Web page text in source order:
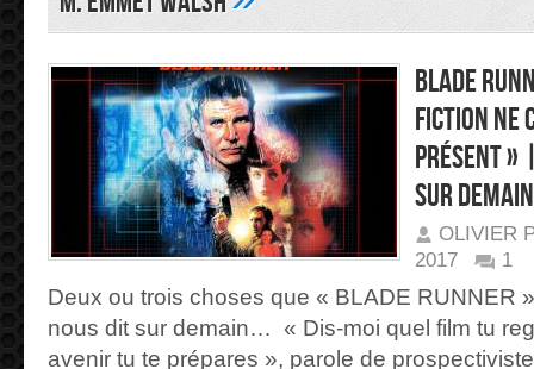
BLADE
fiction ne
présent »
sur demain
OLIVIER
2017
1
Deux ou trois choses que « BLADE RUNNER
nous dit sur demain… « Dis-moi quel film tu
avenir tu te prépares », parole de prospectiviste